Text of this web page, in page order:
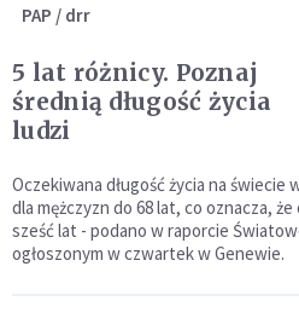
PAP / drr
5 lat różnicy. Poznaj
średnią długość życia
ludzi
Oczekiwana długość życia na świecie
dla mężczyzn do 68 lat, co oznacza, że
sześć lat - podano w raporcie
ogłoszonym w czwartek w Genewie.